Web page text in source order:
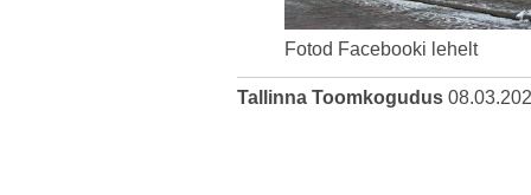
Fotod Facebooki lehelt
Tallinna Toomkogudus